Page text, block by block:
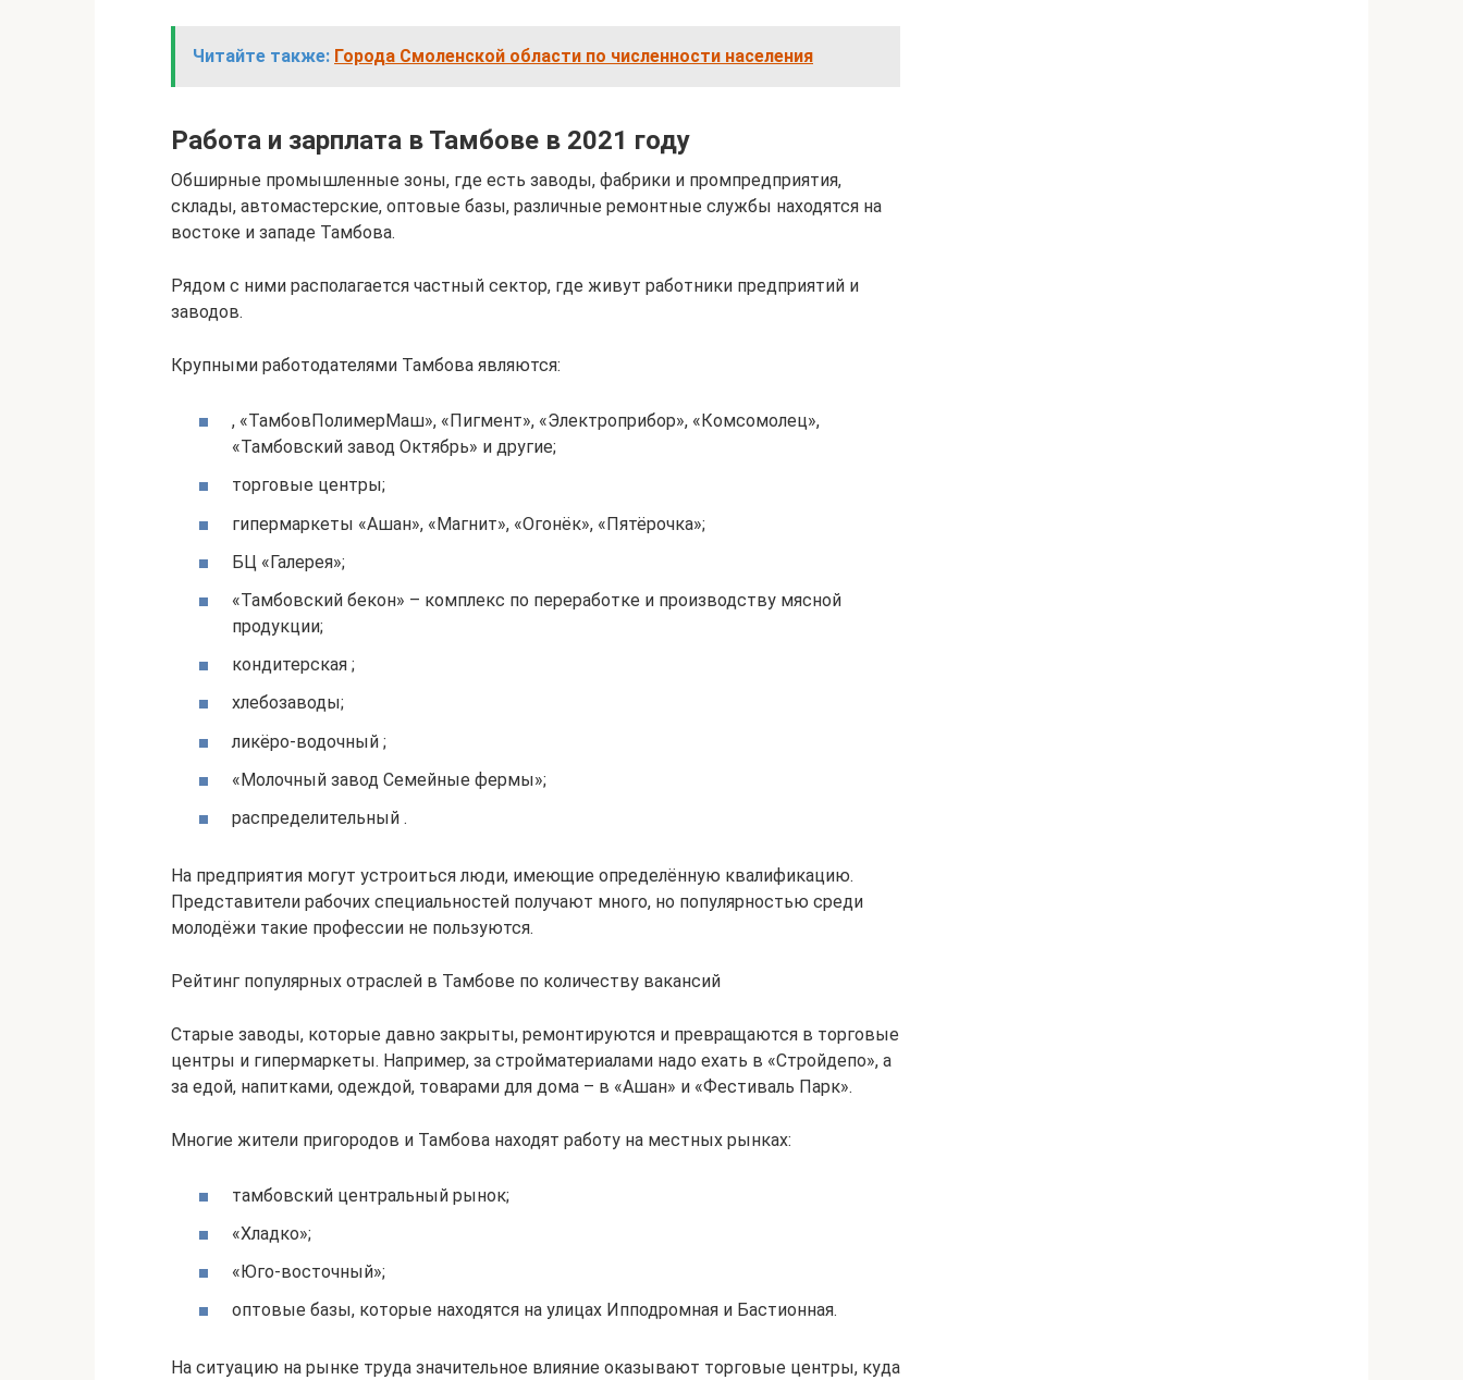
Читайте также: Города Смоленской области по численности населения
Работа и зарплата в Тамбове в 2021 году
Обширные промышленные зоны, где есть заводы, фабрики и промпредприятия,
склады, автомастерские, оптовые базы, различные ремонтные службы находятся на
востоке и западе Тамбова.
Рядом с ними располагается частный сектор, где живут работники предприятий и
заводов.
Крупными работодателями Тамбова являются:
, «ТамбовПолимерМаш», «Пигмент», «Электроприбор», «Комсомолец»,
«Тамбовский завод Октябрь» и другие;
торговые центры;
гипермаркеты «Ашан», «Магнит», «Огонёк», «Пятёрочка»;
БЦ «Галерея»;
«Тамбовский бекон» – комплекс по переработке и производству мясной
продукции;
кондитерская ;
хлебозаводы;
ликёро-водочный ;
«Молочный завод Семейные фермы»;
распределительный .
На предприятия могут устроиться люди, имеющие определённую квалификацию.
Представители рабочих специальностей получают много, но популярностью среди
молодёжи такие профессии не пользуются.
Рейтинг популярных отраслей в Тамбове по количеству вакансий
Старые заводы, которые давно закрыты, ремонтируются и превращаются в торговые
центры и гипермаркеты. Например, за стройматериалами надо ехать в «Стройдепо», а
за едой, напитками, одеждой, товарами для дома – в «Ашан» и «Фестиваль Парк».
Многие жители пригородов и Тамбова находят работу на местных рынках:
тамбовский центральный рынок;
«Хладко»;
«Юго-восточный»;
оптовые базы, которые находятся на улицах Ипподромная и Бастионная.
На ситуацию на рынке труда значительное влияние оказывают торговые центры, куда